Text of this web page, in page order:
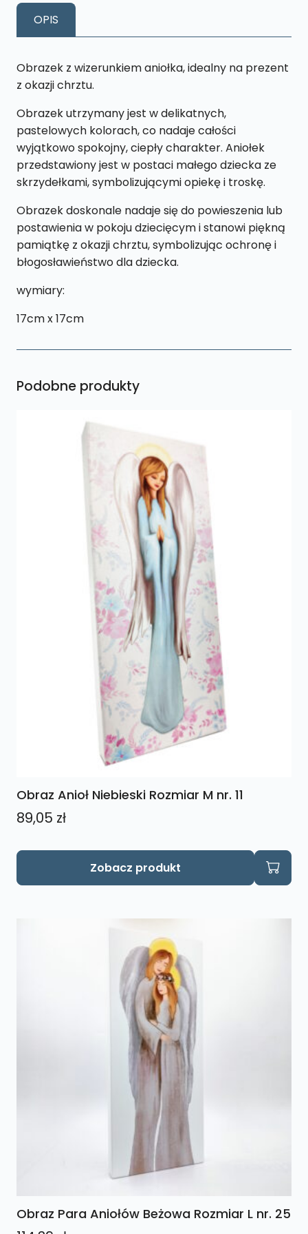
K7
"Pamiątka
Chrztu
OPIS
Obrazek z wizerunkiem aniołka, idealny na prezent
z okazji chrztu.
Obrazek utrzymany jest w delikatnych,
pastelowych kolorach, co nadaje całości
wyjątkowo spokojny, ciepły charakter. Aniołek
przedstawiony jest w postaci małego dziecka ze
skrzydełkami, symbolizującymi opiekę i troskę.
Obrazek doskonale nadaje się do powieszenia lub
postawienia w pokoju dziecięcym i stanowi piękną
pamiątkę z okazji chrztu, symbolizując ochronę i
błogosławieństwo dla dziecka.
wymiary:
17cm x 17cm
Podobne produkty
Obraz Anioł Niebieski Rozmiar M nr. 11
89,05 zł
Zobacz produkt
Obraz Para Aniołów Beżowa Rozmiar L nr. 25